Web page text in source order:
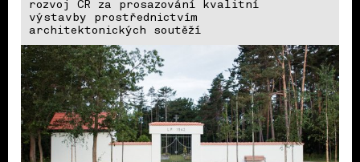
rozvoj ČR za prosazování kvalitní
výstavby prostřednictvím
architektonických soutěží